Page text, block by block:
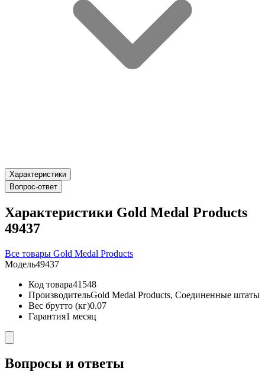
Характеристики
Вопрос-ответ
Характеристики Gold Medal Products
49437
Все товары Gold Medal Products
Модель49437
Код товара41548
ПроизводительGold Medal Products, Соединенные штаты
Вес брутто (кг)0.07
Гарантия1 месяц
Вопросы и ответы